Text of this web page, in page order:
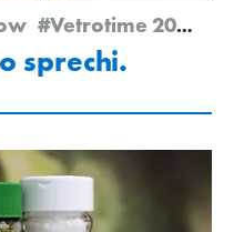
#Vetrotime 2025
sprechi.